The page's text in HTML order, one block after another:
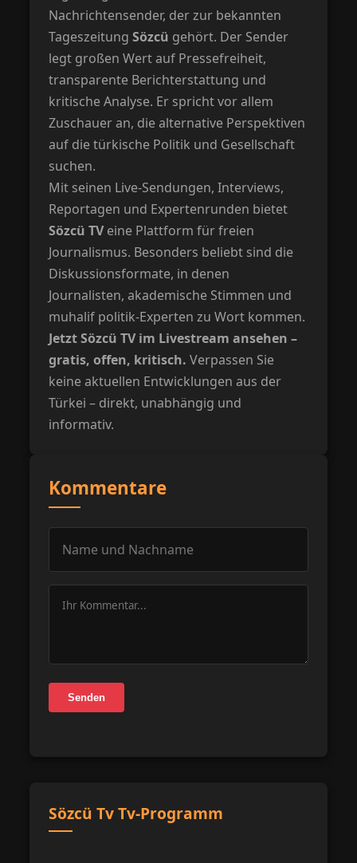
Nachrichtensender, der zur bekannten
TageszeitungSözcü gehört. Der Sender
legt großen Wert auf Pressefreiheit,
transparente Berichterstattung und
kritische Analyse. Er spricht vor allem
Zuschauer an, die alternative Perspektiven
auf die türkische Politik und Gesellschaft
suchen.
Mit seinen Live-Sendungen, Interviews,
Reportagen und Expertenrunden bietet
Sözcü TVeine Plattform für freien
Journalismus. Besonders beliebt sind die
Diskussionsformate, in denen
Journalisten, akademische Stimmen und
muhalif politik-Experten zu Wort kommen.
Jetzt Sözcü TV im Livestream ansehen –
gratis, offen, kritisch. Verpassen Sie
keine aktuellen Entwicklungen aus der
Türkei – direkt, unabhängig und
informativ.
Kommentare
Senden
Sözcü Tv Tv-Programm